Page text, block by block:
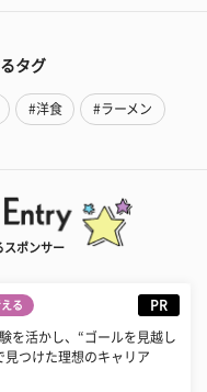
タグ
#洋食 #ラーメン
スポンサー
る PR
を活かし、“ゴールを見越し
見つけた理想のキャリア